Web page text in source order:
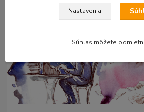
čítať celé
Nastavenia
Súhlas môžete